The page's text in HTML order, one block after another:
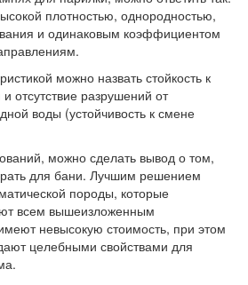
плотностью, однородностью,
и одинаковым коэффициентом
можно назвать стойкость к
отсутствие разрушений от
воды (устойчивость к смене
можно сделать вывод о том,
для бани. Лучшим решением
породы, которые
всем вышеизложенным
невысокую стоимость, при этом
целебными свойствами для